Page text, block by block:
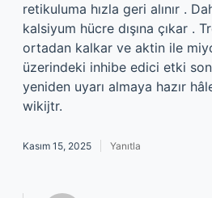
retikuluma hızla geri alınır .
kalsiyum hücre dışına çıkar .
ortadan kalkar ve aktin ile
üzerindeki inhibe edici etki
yeniden uyarı almaya hazır
wikijtr.
Kasım 15, 2025 Yanıtla